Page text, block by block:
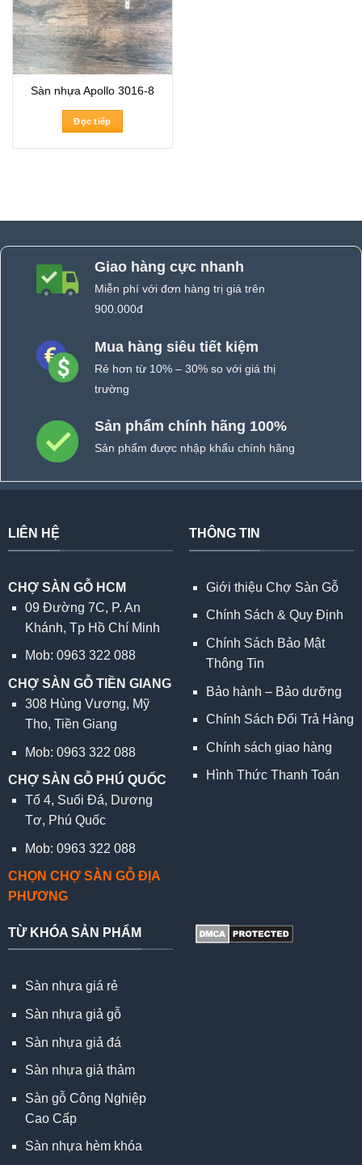
Sàn nhựa Apollo 3016-8
Đọc tiếp
Giao hàng cực nhanh
Miễn phí với đơn hàng trị giá trên
900.000đ
Mua hàng siêu tiết kiệm
Rẻ hơn từ 10% – 30% so với giá thị
trường
Sản phẩm chính hãng 100%
Sản phẩm được nhập khẩu chính hãng
LIÊN HỆ
CHỢ SÀN GỖ HCM
09 Đường 7C, P. An
Khánh, Tp Hồ Chí Minh
Mob: 0963 322 088
CHỢ SÀN GỖ TIỀN GIANG
308 Hùng Vương, Mỹ
Tho, Tiền Giang
Mob: 0963 322 088
CHỢ SÀN GỖ PHÚ QUỐC
Tổ 4, Suối Đá, Dương
Tơ, Phú Quốc
Mob: 0963 322 088
CHỌN CHỢ SÀN GỖ ĐỊA
PHƯƠNG
THÔNG TIN
Giới thiệu Chợ Sàn Gỗ
Chính Sách & Quy Định
Chính Sách Bảo Mật
Thông Tin
Bảo hành – Bảo dưỡng
Chính Sách Đổi Trả Hàng
Chính sách giao hàng
Hình Thức Thanh Toán
TỪ KHÓA SẢN PHẨM
Sàn nhựa giá rẻ
Sàn nhựa giả gỗ
Sàn nhựa giả đá
Sàn nhựa giả thảm
Sàn gỗ Công Nghiệp
Cao Cấp
Sàn nhựa hèm khóa